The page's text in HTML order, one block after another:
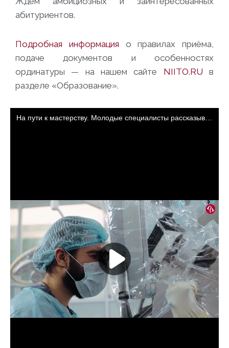
абитуриентов.
Подробная информация о правилах приёма,
подаче документов и особенностях
ординатуры — на нашем сайте NIITO.RU в
разделе «Образование».